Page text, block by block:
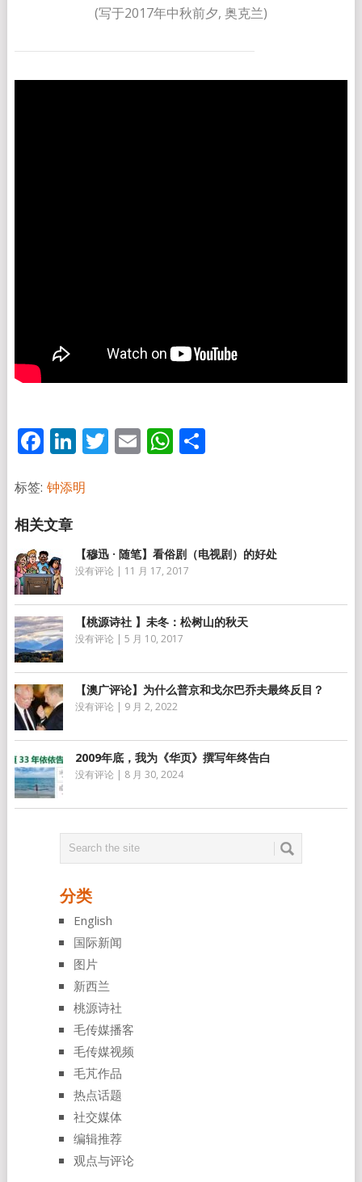
(写于2017年中秋前夕, 奥克兰)
Facebook
LinkedIn
Twitter
EmailWhatsApp
分
标签: 钟添明
【穆迅 · 随笔】看俗剧（电视剧）的好处
没有评论 | 11 月 17, 2017
【桃源诗社 】未冬：松树山的秋天
没有评论 | 5 月 10, 2017
【澳广评论】为什么普京和戈尔巴乔夫最终反目？
没有评论 | 9 月 2, 2022
2009年底，我为《华页》撰写年终告白
没有评论 | 8 月 30, 2024
分类
English
国际新闻
图片
新西兰
桃源诗社
毛传媒播客
毛传媒视频
毛芃作品
热点话题
社交媒体
编辑推荐
观点与评论